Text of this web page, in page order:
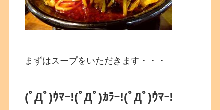
まずはスープをいただきます・・・
(ﾟДﾟ)ｳﾏｰ!(ﾟДﾟ)ｶﾗｰ!(ﾟДﾟ)ｳﾏｰ!